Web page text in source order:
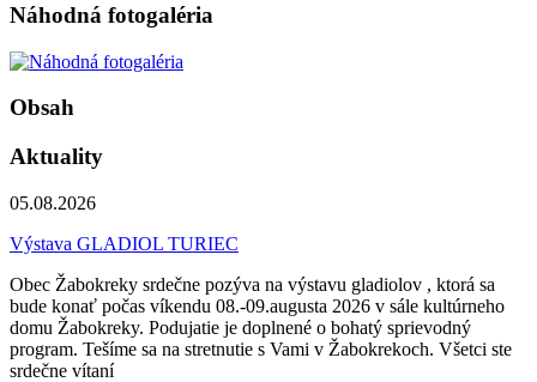
Náhodná fotogaléria
Obsah
Aktuality
05.08.2026
Výstava GLADIOL TURIEC
Obec Žabokreky srdečne pozýva na výstavu gladiolov , ktorá sa
bude konať počas víkendu 08.-09.augusta 2026 v sále kultúrneho
domu Žabokreky. Podujatie je doplnené o bohatý sprievodný
program. Tešíme sa na stretnutie s Vami v Žabokrekoch. Všetci ste
srdečne vítaní